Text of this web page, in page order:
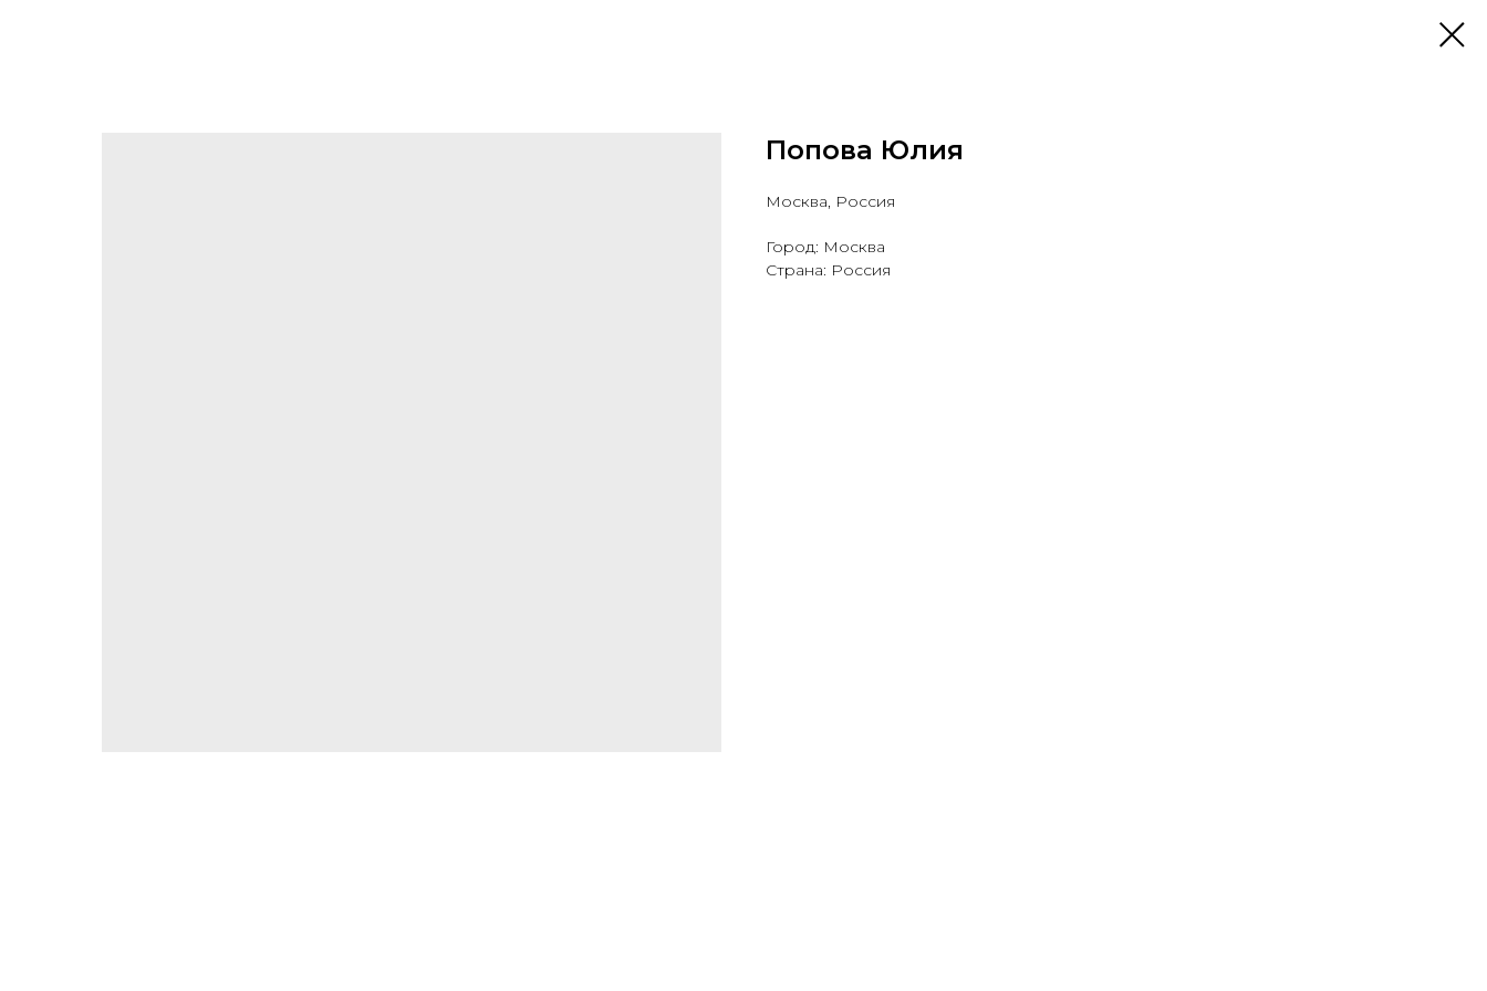
Попова Юлия
Москва, Россия
Город: Москва
Страна: Россия